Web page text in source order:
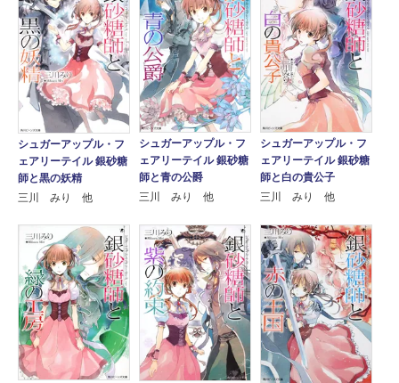
シュガーアップル・フ
ェアリーテイル 銀砂糖
師と黒の妖精
三川 みり 他
シュガーアップル・フ
ェアリーテイル 銀砂糖
師と青の公爵
三川 みり 他
シュガーアップル・フ
ェアリーテイル 銀砂糖
師と白の貴公子
三川 みり 他